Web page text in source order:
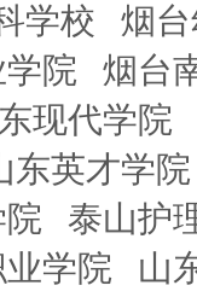
学校
烟
院
烟台
现代学院
东英才学院
泰山护
学院
山